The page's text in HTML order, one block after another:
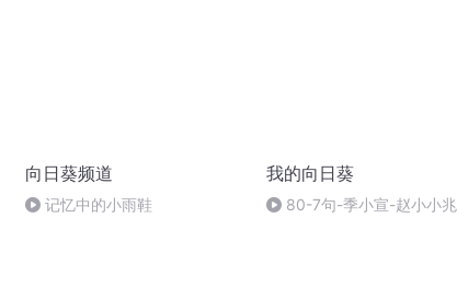
向日葵频道
记忆中的小雨鞋
我的向日葵
80-7句-季小宣-赵小小兆